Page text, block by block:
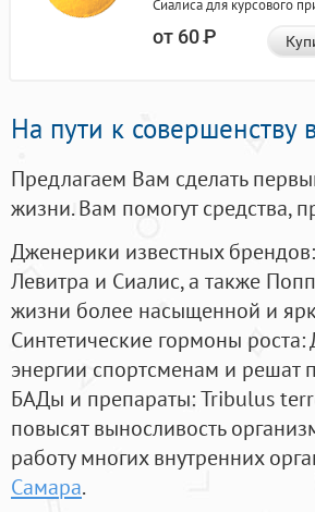
Сиалиса для курсового
от 60Р
На пути к совершенству
Предлагаем Вам сделать
жизни. Вам помогут средства,
Дженерики известных брендов:
Левитра и Сиалис, а также
жизни более насыщенной и
Синтетические гормоны роста:
энергии спортсменам и решат
БАДы и препараты:Tribulus
повысят выносливость
работу многих внутренних
Самара.